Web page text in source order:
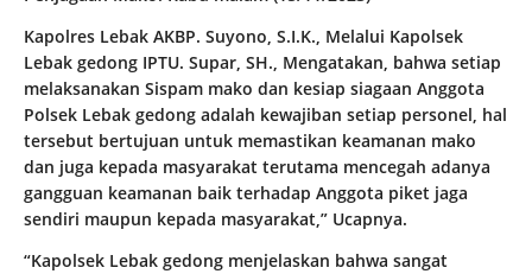
Kapolres Lebak AKBP. Suyono, S.I.K., Melalui Kapolsek
Lebak gedong IPTU. Supar, SH., Mengatakan, bahwa setiap
melaksanakan Sispam mako dan kesiap siagaan Anggota
Polsek Lebak gedong adalah kewajiban setiap personel, hal
tersebut bertujuan untuk memastikan keamanan mako
dan juga kepada masyarakat terutama mencegah adanya
gangguan keamanan baik terhadap Anggota piket jaga
sendiri maupun kepada masyarakat,” Ucapnya.
“Kapolsek Lebak gedong menjelaskan bahwa sangat